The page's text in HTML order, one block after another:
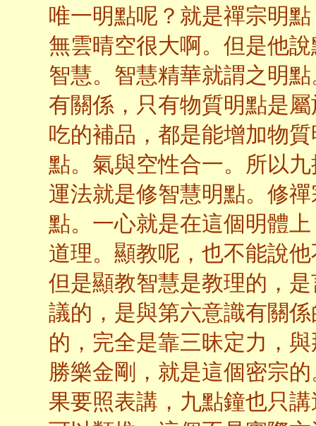
唯一明點呢？就是禪宗明
無雲晴空很大啊。但是他
智慧。智慧精華就謂之明
有關係，只有物質明點是
吃的補品，都是能增加物
點。氣與空性合一。所以
運法就是修智慧明點。修
點。一心就是在這個明體
道理。顯教呢，也不能說
但是顯教智慧是教理的，
議的，是與第六意識有關
的，完全是靠三昧定力，
勝樂金剛，就是這個密宗
果要照表講，九點鐘也只